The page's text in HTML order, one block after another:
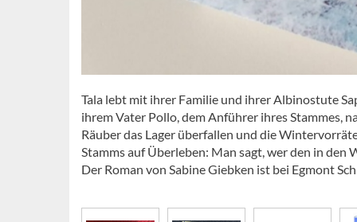
Tala lebt mit ihrer Familie und ihrer Albinostute
ihrem Vater Pollo, dem Anführer ihres Stammes,
Räuber das Lager überfallen und die
Stamms auf Überleben: Man sagt, wer den in
Der Roman von Sabine Giebken ist bei Egmont